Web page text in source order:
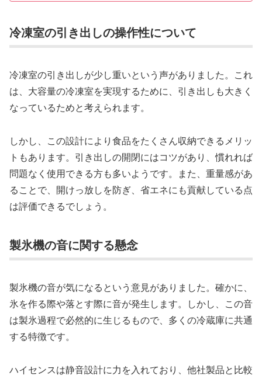
冷凍室の引き出しの操作性について
冷凍室の引き出しが少し重いという声がありました。これ
は、大容量の冷凍室を実現するために、引き出しも大きく
なっているためと考えられます。
しかし、この設計により食品をたくさん収納できるメリッ
トもあります。引き出しの開閉にはコツがあり、慣れれば
問題なく使用できる方も多いようです。また、重量感があ
ることで、開けっ放しを防ぎ、省エネにも貢献している点
は評価できるでしょう。
製氷機の音に関する懸念
製氷機の音が気になるという意見がありました。確かに、
氷を作る際や落とす際に音が発生します。しかし、この音
は製氷過程で必然的に生じるもので、多くの冷蔵庫に共通
する特徴です。
ハイセンスは静音設計に力を入れており、他社製品と比較